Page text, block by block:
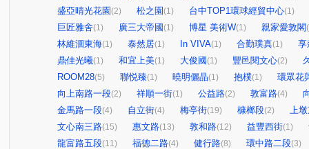
盛亞晴光花園 (2) 松之園 (1) 台中TOP1環球經貿中心(1)
巨匠雅舍(1) 廣三大帝國 (1) 博星 美術W(1) 親家愛敦閣
林維洄東海(1) 泰然居(1) In VIVA(1) 合勤璞真(1)
享
鼎佳光曦(1) 和宜上美(1) 大俊國 (1) 豐邑閱文心(2)
ROOM28(5) 聯悦臻(1) 曉明儷晶(1) 抱樸(1)
環眾花
向上南路一段(2) 祥順一街(1) 公益路(2) 敦富路(4)
金馬路一段(4) 自立街(4) 梅亭街(19) 槺榔段(2)
上
文心南三路(15) 惠文路(13) 敦和路(12) 益豐西街(1)
龍富路五段(11) 福德二路(4) 健行路(8) 環中路二段(3)